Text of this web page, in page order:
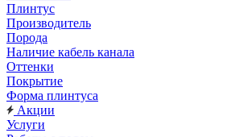
Плинтус
Производитель
Порода
Наличие кабель канала
Оттенки
Покрытие
Форма плинтуса
Акции
Услуги